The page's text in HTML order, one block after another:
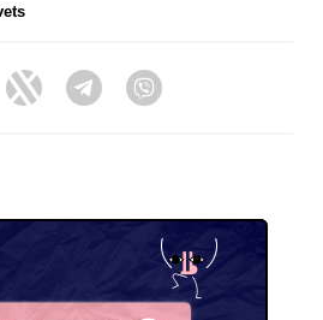
Twitter Telegram